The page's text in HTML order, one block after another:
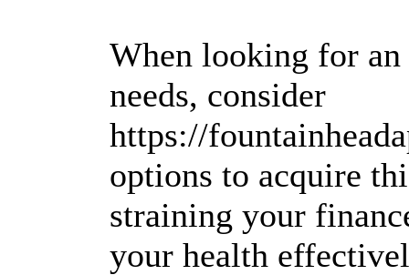
When looking for
needs, consider
https://
options to acquire
straining your
your health